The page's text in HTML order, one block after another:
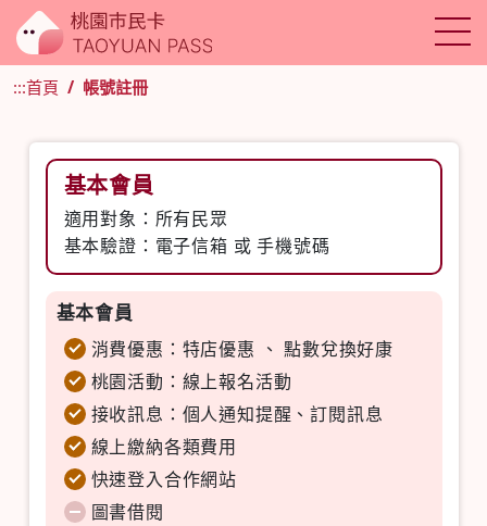
:::首頁 帳號註冊
基本會員
適用對象：所有民眾
基本驗證：電子信箱 或 手機號碼
基本會員
消費優惠：特店優惠 、 點數兌換好康
桃園活動：線上報名活動
接收訊息：個人通知提醒、訂閱訊息
線上繳納各類費用
快速登入合作網站
圖書借閱